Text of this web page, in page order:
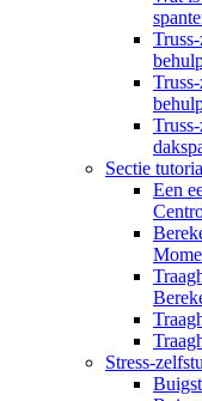
Sectie
Een
Stress-